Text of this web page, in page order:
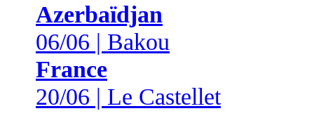
Azerbaïdjan
06/06 | Bakou
France
20/06 | Le Castellet